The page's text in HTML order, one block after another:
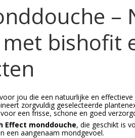
–
bishofit
jou die een natuurlijke en
zorgvuldig geselecteerde
een frisse, schone en goed
Effect monddouche, die geschikt is
een aangenaam mondgevoel.